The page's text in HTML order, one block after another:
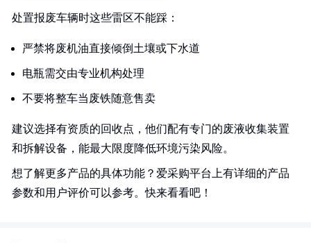
处置报废车辆时这些雷区不能踩：
严禁将废机油直接倾倒土壤或下水道
电瓶需交由专业机构处理
不要将整车当废铁随意售卖
建议选择有资质的回收点，他们配有专门的废液收集装置
和拆解设备，能最大限度降低环境污染风险。
想了解更多产品的具体功能？爱采购平台上有详细的产品
参数和用户评价可以参考。快来看看吧！